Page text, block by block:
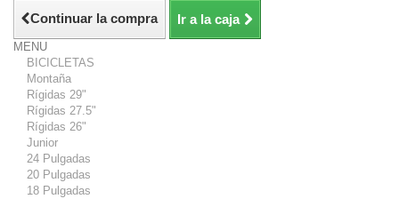
Continuar la compra Ir a la caja
MENU
BICICLETAS
Montaña
Rígidas 29"
Rígidas 27.5"
Rígidas 26"
Junior
24 Pulgadas
20 Pulgadas
18 Pulgadas